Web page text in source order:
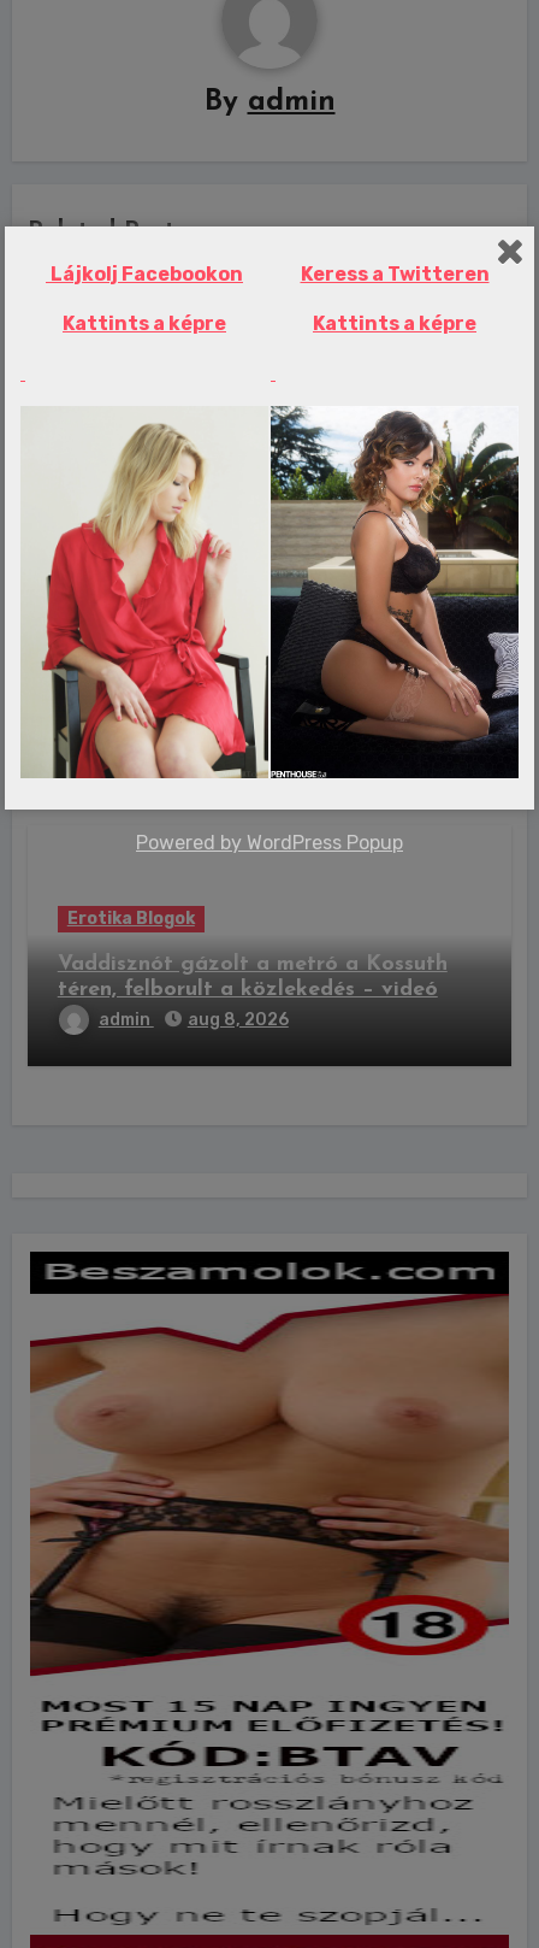
By admin
Related Post
Erotika Blogok
Hallstatt jóval többet kínál, mint egy
mesebeli tópart – Mutatjuk, miért
látogass el Ausztria szívébe
admin aug 8, 2026
Erotika Blogok
Tragikus hír érkezett, elhunyt Lionel
Messi édesapja
admin aug 8, 2026
Erotika Blogok
Vaddisznót gázolt a metró a Kossuth
téren, felborult a közlekedés – videó
admin aug 8, 2026
Lájkolj Facebookon
Kattints a képre
Keress a Twitteren
Kattints a képre
Powered by WordPress Popup